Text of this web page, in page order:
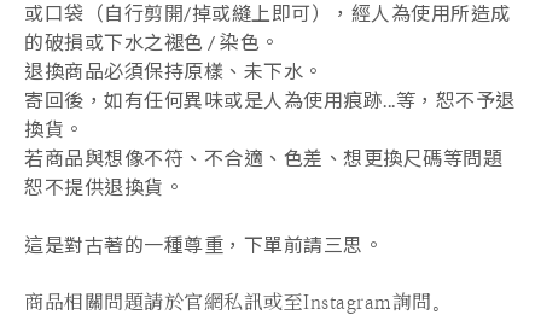
或口袋（自行剪開/掉或縫上即可），經人為使用所造成
的破損或下水之褪色 / 染色。
退換商品必須保持原樣、未下水。
寄回後，如有任何異味或是人為使用痕跡...等，恕不予退
換貨。
若商品與想像不符、不合適、色差、想更換尺碼等問題
恕不提供退換貨。
這是對古著的一種尊重，下單前請三思。
商品相關問題請於官網私訊或至Instagram詢問。